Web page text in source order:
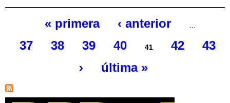
Páginas
« primera ‹ anterior …
37 38 39 40 41 42
43
›
última »